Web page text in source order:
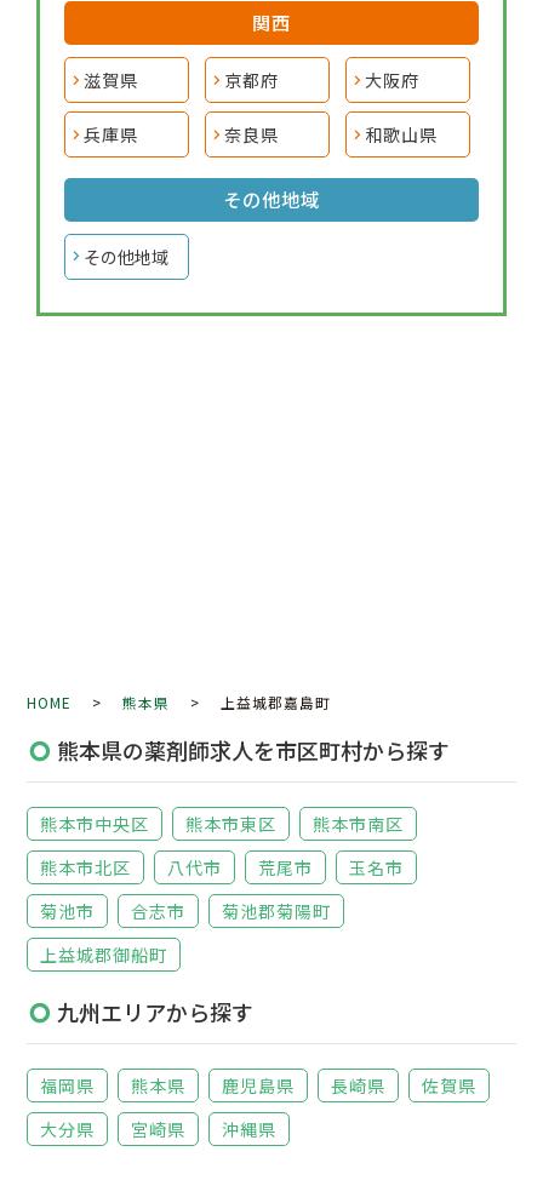
関西
滋賀県 京都府 大阪府
兵庫県 奈良県 和歌山県
その他地域
その他地域
HOME >熊本県 > 上益城郡嘉島町
熊本県の薬剤師求人を市区町村から探す
熊本市中央区 熊本市東区
熊本市南区
熊本市北区
八代市 荒尾市
玉名市
菊池市
合志市
菊池郡菊陽町
上益城郡御船町
九州エリアから探す
福岡県 熊本県 鹿児島県 長崎県
佐賀県
大分県
宮崎県 沖縄県